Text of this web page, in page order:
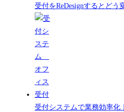
受付をReDesignするとど
受付システムで業務効率化